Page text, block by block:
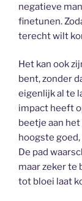
negatieve
finetunen.
terecht wilt
Het kan ook
bent, zonder
eigenlijk al te
impact heeft
beetje aan
hoogste
De pad
maar zeker te
tot bloei laat